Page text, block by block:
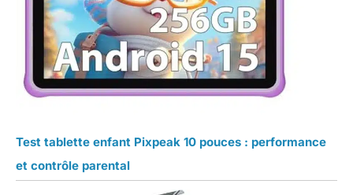
Test tablette enfant Pixpeak 10 pouces : performance
et contrôle parental